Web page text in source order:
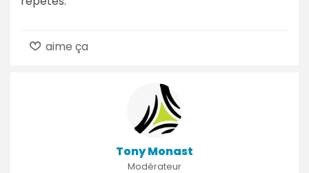
aime ça
Tony Monast
Modérateur